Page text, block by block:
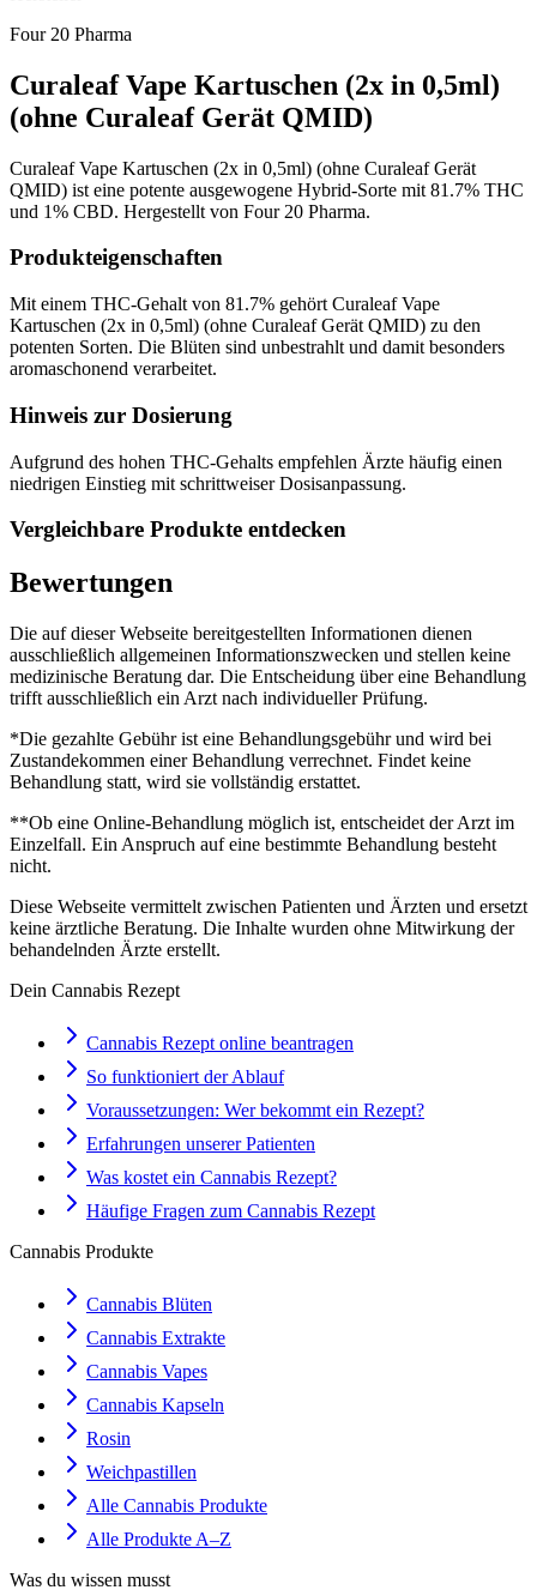
Four 20 Pharma
Curaleaf Vape Kartuschen (2x in 0,5ml)
(ohne Curaleaf Gerät QMID)
Curaleaf Vape Kartuschen (2x in 0,5ml) (ohne Curaleaf Gerät
QMID) ist eine potente ausgewogene Hybrid-Sorte mit 81.7% THC
und 1% CBD. Hergestellt von Four 20 Pharma.
Produkteigenschaften
Mit einem THC-Gehalt von 81.7% gehört Curaleaf Vape
Kartuschen (2x in 0,5ml) (ohne Curaleaf Gerät QMID) zu den
potenten Sorten. Die Blüten sind unbestrahlt und damit besonders
aromaschonend verarbeitet.
Hinweis zur Dosierung
Aufgrund des hohen THC-Gehalts empfehlen Ärzte häufig einen
niedrigen Einstieg mit schrittweiser Dosisanpassung.
Vergleichbare Produkte entdecken
Bewertungen
Die auf dieser Webseite bereitgestellten Informationen dienen
ausschließlich allgemeinen Informationszwecken und stellen keine
medizinische Beratung dar. Die Entscheidung über eine Behandlung
trifft ausschließlich ein Arzt nach individueller Prüfung.
*Die gezahlte Gebühr ist eine Behandlungsgebühr und wird bei
Zustandekommen einer Behandlung verrechnet. Findet keine
Behandlung statt, wird sie vollständig erstattet.
**Ob eine Online-Behandlung möglich ist, entscheidet der Arzt im
Einzelfall. Ein Anspruch auf eine bestimmte Behandlung besteht
nicht.
Diese Webseite vermittelt zwischen Patienten und Ärzten und ersetzt
keine ärztliche Beratung. Die Inhalte wurden ohne Mitwirkung der
behandelnden Ärzte erstellt.
Dein Cannabis Rezept
Cannabis Rezept online beantragen
So funktioniert der Ablauf
Voraussetzungen: Wer bekommt ein Rezept?
Erfahrungen unserer Patienten
Was kostet ein Cannabis Rezept?
Häufige Fragen zum Cannabis Rezept
Cannabis Produkte
Cannabis Blüten
Cannabis Extrakte
Cannabis Vapes
Cannabis Kapseln
Rosin
Weichpastillen
Alle Cannabis Produkte
Alle Produkte A–Z
Was du wissen musst